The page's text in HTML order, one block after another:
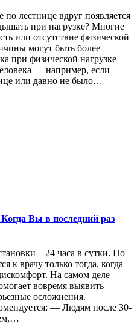
лестнице вдруг появляется
при нагрузке? Многие
или отсутствие физической
могут быть более
при физической нагрузке
— например, если
или давно не было…
Вы в последний раз
– 24 часа в сутки. Но
к врачу только тогда, когда
На самом деле
вовремя выявить
осложнения.
— Людям после 30-